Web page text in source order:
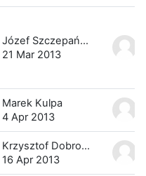
Józef Szczepański
21 Mar 2013
Marek Kulpa
4 Apr 2013
Krzysztof Dobrowolski
16 Apr 2013